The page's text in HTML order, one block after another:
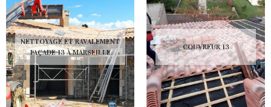
NETTOYAGE ET RAVALEMENT
FAÇADE 13 À MARSEILLE
COUVREUR 13